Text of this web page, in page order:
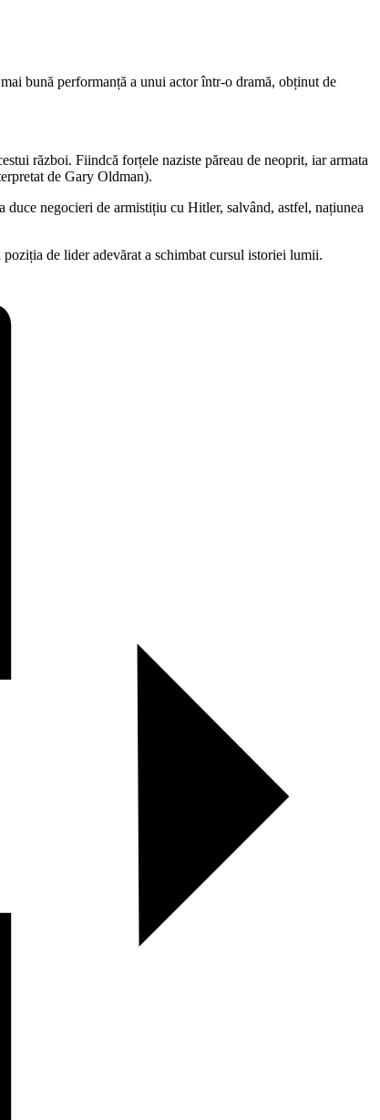
bună performanță a unui actor într-o dramă, obținut de
război. Fiindcă forțele naziste păreau de neoprit, iar armata
de Gary Oldman).
negocieri de armistițiu cu Hitler, salvând, astfel, națiunea
de lider adevărat a schimbat cursul istoriei lumii.